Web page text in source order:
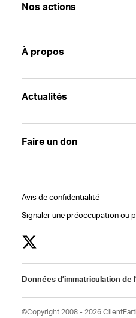
Nos actions
À propos
Actualités
Faire un don
Avis de confidentialité
Signaler une préoccupation ou
Données d’immatriculation de
©Copyright 2008 - 2026